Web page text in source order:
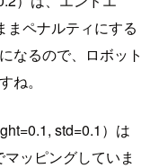
まペナルティにする
なるので、ロボット
ね。
std=0.1）は
ッピングしていま